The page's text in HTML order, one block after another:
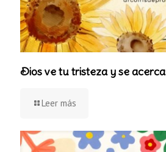
Dios ve tu tristeza y se
Leer más